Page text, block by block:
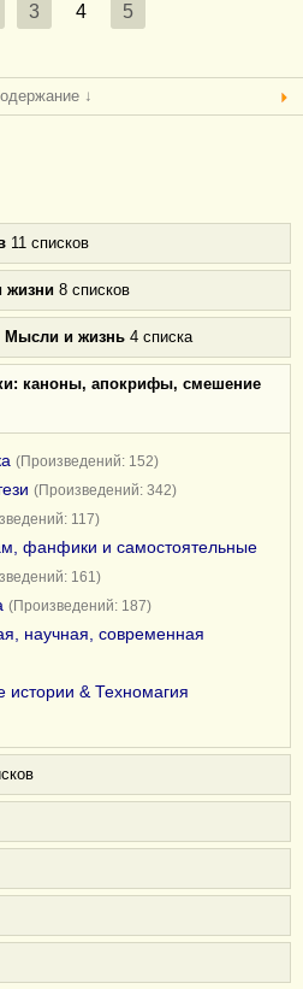
3 4 5
↓
11 списков
жизни 8 списков
Мысли и жизнь 4 списка
каноны, апокрифы, смешение
(Произведений: 152)
(Произведений: 342)
117)
фанфики и самостоятельные
161)
(Произведений: 187)
научная, современная
истории & Техномагия